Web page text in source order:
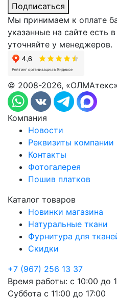
Подписаться
Мы принимаем к оплате
указанные на сайте есть в
уточняйте у менеджеров.
© 2008-2026,
Компания
Новости
Реквизиты компании
Контакты
Фотогалерея
Пошив платков
Каталог товаров
Новинки магазина
Натуральные ткани
Фурнитура для тканей
Скидки
+7 (967) 256 13 37
Время работы: с 10:00 до
Суббота с 11:00 до 17:00